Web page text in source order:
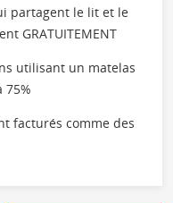
partagent le lit et le
GRATUITEMENT
utilisant un matelas
75%
facturés comme des